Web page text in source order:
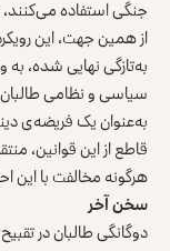
جنگی استفاده می‌کنند،
از همین جهت، این
به‌تازگی نهایی شده،
سیاسی و نظامی
به‌عنوان یک فریضه‌ی
قاطع از این قوانین،
هرگونه مخالفت با
سخن آخر
دوگانگی طالبان در